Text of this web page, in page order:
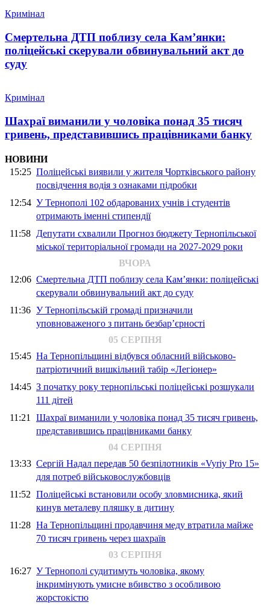
Кримінал
Смертельна ДТП поблизу села Кам’янки:
поліцейські скерували обвинувальний акт до
суду
Кримінал
Шахраї виманили у чоловіка понад 35 тисяч
гривень, представившись працівниками банку
НОВИНИ
15:25 Поліцейські виявили у жителя Чортківського району
посвідчення водія з ознаками підробки
12:54 У Тернополі 102 обдарованих учнів і студентів
отримають іменні стипендії
11:58 Депутати схвалили Прогноз бюджету Тернопільської
міської територіальної громади на 2027-2029 роки
ВЧОРА
12:06 Смертельна ДТП поблизу села Кам’янки: поліцейські
скерували обвинувальний акт до суду
11:36 У Тернопільській громаді призначили
уповноваженого з питань безбар’єрності
05 СЕРПНЯ
15:45 На Тернопільщині відбувся обласний військово-
патріотичний вишкільний табір «Легіонер»
14:45 З початку року тернопільські поліцейські розшукали
111 дітей
11:21 Шахраї виманили у чоловіка понад 35 тисяч гривень,
представившись працівниками банку
04 СЕРПНЯ
13:33 Сергій Надал передав 50 безпілотників «Vyriy Pro 15»
для потреб військовослужбовців
11:52 Поліцейські встановили особу зловмисника, який
кинув металеву пляшку в дитину
11:28 На Тернопільщині продавчиня меду втратила майже
70 тисяч гривень через шахраїв
03 СЕРПНЯ
16:27 У Тернополі судитимуть чоловіка, якому
інкримінують умисне вбивство з особливою
жорстокістю